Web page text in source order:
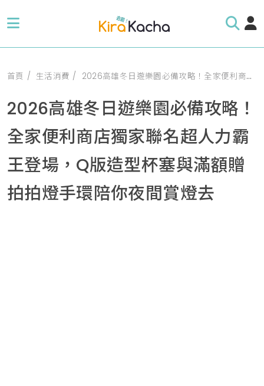
首頁 生活消費 2026高雄冬日遊樂園必備攻略！全家便利商店獨家聯名超人力霸王登場，Q版造型杯塞與滿額贈拍拍燈手環陪你夜間賞燈去
2026高雄冬日遊樂園必備攻略！
全家便利商店獨家聯名超人力霸
王登場，Q版造型杯塞與滿額贈
拍拍燈手環陪你夜間賞燈去